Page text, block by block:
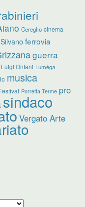
Cereglio cinema
ferrovia
guerra
Luigi Ontani Lumèga
musica
Porretta Terme pro
sindaco
Vergato Arte